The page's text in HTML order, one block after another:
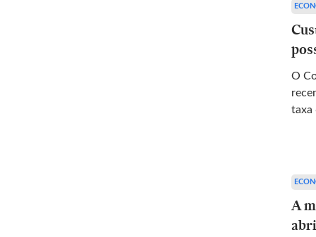
O
taxa
A